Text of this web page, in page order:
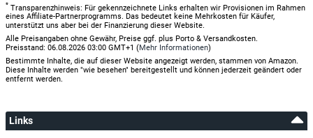
* Transparenzhinweis: Für gekennzeichnete Links erhalten wir Provisionen im Rahmen
eines Affiliate-Partnerprogramms. Das bedeutet keine Mehrkosten für Käufer,
unterstützt uns aber bei der Finanzierung dieser Website.
Alle Preisangaben ohne Gewähr, Preise ggf. plus Porto & Versandkosten.
Preisstand: 06.08.2026 03:00 GMT+1 (Mehr Informationen)
Bestimmte Inhalte, die auf dieser Website angezeigt werden, stammen von Amazon.
Diese Inhalte werden "wie besehen" bereitgestellt und können jederzeit geändert oder
entfernt werden.
Links